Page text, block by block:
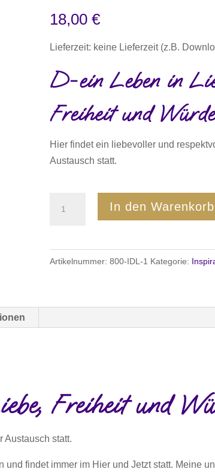
18,00€
Lieferzeit: keine Lieferzeit (z.B.
D-ein Leben in
Freiheit und Würde
Hier findet ein liebevoller und
Austausch statt.
Menge
In den Warenkorb
Artikelnummer:800-IDL-1 Kategorie:
Freiheit und
Austausch statt.
findet immer im Hier und Jetzt statt. Meine